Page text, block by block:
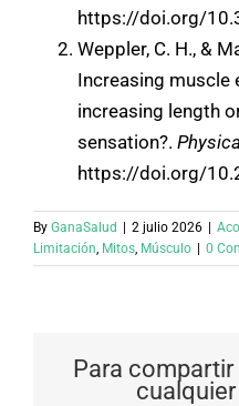
https://doi.org/
Weppler, C. H., &
Increasing muscle
increasing length
sensation?.
https://doi.org/
By GanaSalud 2 julio 2026
Limitación, Mitos, Músculo 0
Para